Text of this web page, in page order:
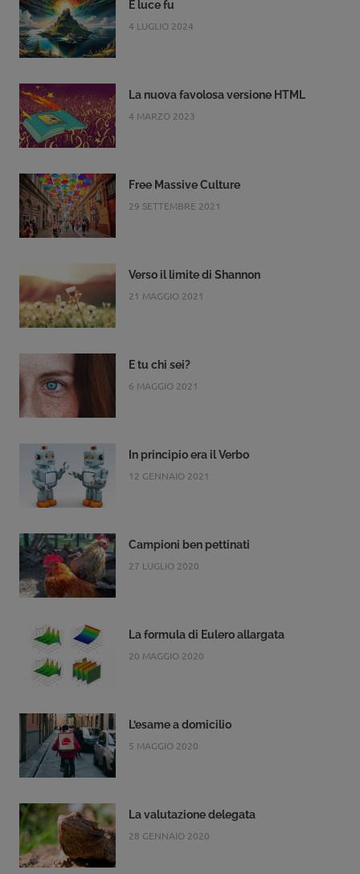
E luce fu
4 LUGLIO 2024
La nuova favolosa versione HTML
4 MARZO 2023
Free Massive Culture
29 SETTEMBRE 2021
Verso il limite di Shannon
21 MAGGIO 2021
E tu chi sei?
6 MAGGIO 2021
In principio era il Verbo
12 GENNAIO 2021
Campioni ben pettinati
27 LUGLIO 2020
La formula di Eulero allargata
20 MAGGIO 2020
L’esame a domicilio
5 MAGGIO 2020
La valutazione delegata
28 GENNAIO 2020